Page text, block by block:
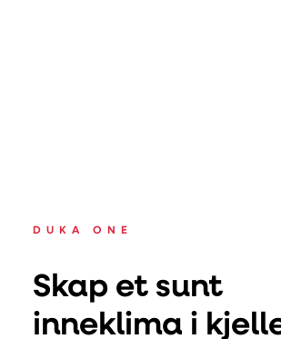
DUKA ONE
Skap et sunt
inneklima i